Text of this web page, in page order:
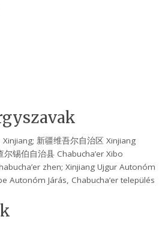
新疆维吾尔自治区 Xinjiang
尔锡伯自治县 Chabucha’er Xibo
zhen; Xinjiang Ujgur Autonóm
Autonóm Járás, Chabucha’er település